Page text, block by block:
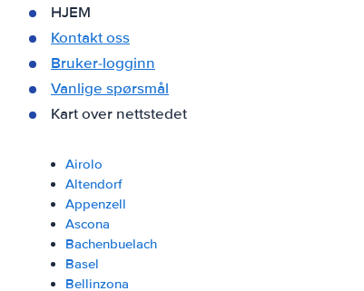
HJEM
Kontakt oss
Bruker-logginn
Vanlige spørsmål
Kart over nettstedet
Airolo
Altendorf
Appenzell
Ascona
Bachenbuelach
Basel
Bellinzona